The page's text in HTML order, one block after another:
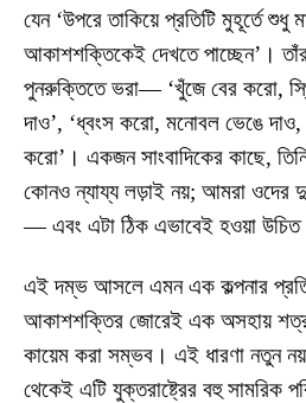
যেন ‘উপরে তাকিয়ে প্রতিটি মুহূর্তে শুধু
আকাশশক্তিকেই দেখতে পাচ্ছেন’।
পুনরুক্তিতে ভরা— ‘খুঁজে বের করো,
দাও’, ‘ধ্বংস করো, মনোবল ভেঙে দাও,
করো’। একজন সাংবাদিকের কাছে,
কোনও ন্যায্য লড়াই নয়; আমরা ওদের
— এবং এটা ঠিক এভাবেই হওয়া
এই দম্ভ আসলে এমন এক কল্পনার
আকাশশক্তির জোরেই এক অসহায়
কায়েম করা সম্ভব। এই ধারণা নতুন
থেকেই এটি যুক্তরাষ্ট্রের বহু সামরিক